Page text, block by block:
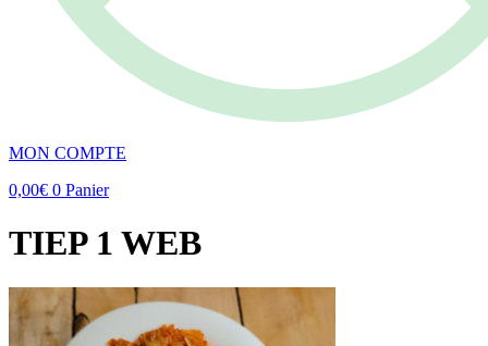
MON COMPTE
0,00€ 0 Panier
TIEP 1 WEB